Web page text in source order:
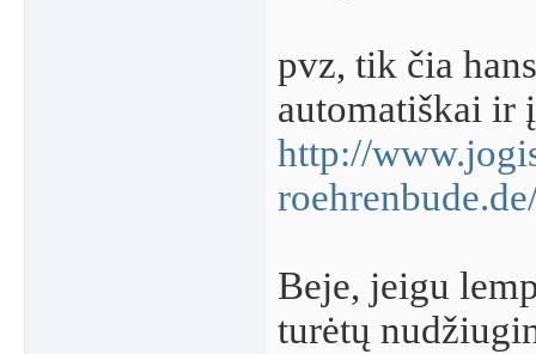
pvz, tik čia
automatiškai ir
http://
Beje, jeigu
turėtų